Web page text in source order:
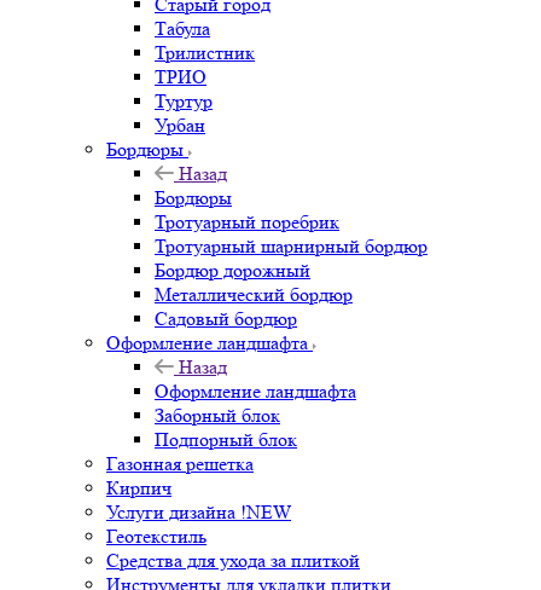
Табула
Трилистник
ТРИО
Туртур
Урбан
Бордюры
Назад
Бордюры
Тротуарный поребрик
Тротуарный шарнирный бордюр
Бордюр дорожный
Металлический бордюр
Садовый бордюр
Оформление ландшафта
Назад
Оформление ландшафта
Заборный блок
Подпорный блок
Газонная решетка
Кирпич
Услуги дизайна !NEW
Геотекстиль
Средства для ухода за плиткой
Инструменты для укладки плитки